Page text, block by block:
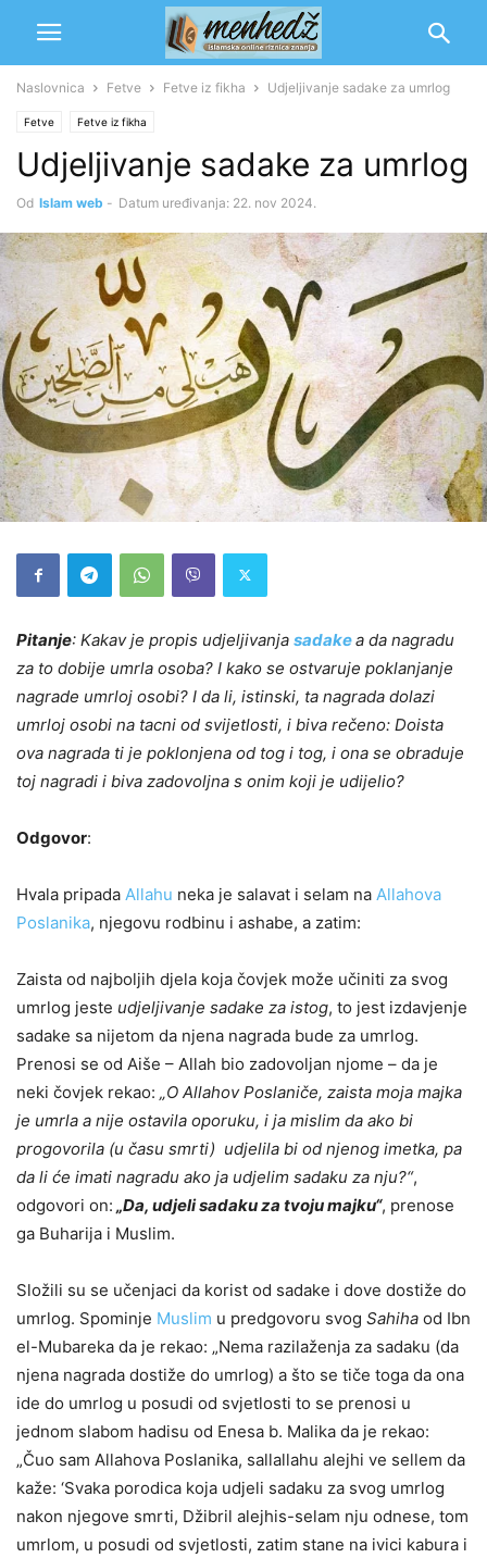
Naslovnica Fetve Fetve iz fikha Udjeljivanje sadake za umrlog
Fetve Fetve iz fikha
Udjeljivanje sadake za umrlog
Od Islam web - Datum uređivanja: 22. nov 2024.
Pitanje: Kakav je propis udjeljivanja sadakea da nagradu
za to dobije umrla osoba? I kako se ostvaruje poklanjanje
nagrade umrloj osobi? I da li, istinski, ta nagrada dolazi
umrloj osobi na tacni od svijetlosti, i biva rečeno: Doista
ova nagrada ti je poklonjena od tog i tog, i ona se obraduje
toj nagradi i biva zadovoljna s onim koji je udijelio?
Odgovor:
Hvala pripada Allahu neka je salavat i selam na Allahova
Poslanika, njegovu rodbinu i ashabe, a zatim:
Zaista od najboljih djela koja čovjek može učiniti za svog
umrlog jeste udjeljivanje sadake za istog, to jest izdavjenje
sadake sa nijetom da njena nagrada bude za umrlog.
Prenosi se od Aiše – Allah bio zadovoljan njome – da je
neki čovjek rekao: „O Allahov Poslaniče, zaista moja majka
je umrla a nije ostavila oporuku, i ja mislim da ako bi
progovorila (u času smrti) udjelila bi od njenog imetka, pa
da li će imati nagradu ako ja udjelim sadaku za nju?“,
odgovori on: „Da, udjeli sadaku za tvoju majku“, prenose
ga Buharija i Muslim.
Složili su se učenjaci da korist od sadake i dove dostiže do
umrlog. Spominje Muslim u predgovoru svog Sahiha od Ibn
el-Mubareka da je rekao: „Nema razilaženja za sadaku (da
njena nagrada dostiže do umrlog) a što se tiče toga da ona
ide do umrlog u posudi od svjetlosti to se prenosi u
jednom slabom hadisu od Enesa b. Malika da je rekao:
„Čuo sam Allahova Poslanika, sallallahu alejhi ve sellem da
kaže: ‘Svaka porodica koja udjeli sadaku za svog umrlog
nakon njegove smrti, Džibril alejhis-selam nju odnese, tom
umrlom, u posudi od svjetlosti, zatim stane na ivici kabura i